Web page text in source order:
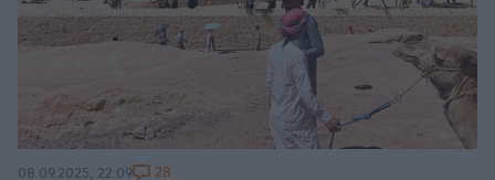
08.09.2025, 22:09 28